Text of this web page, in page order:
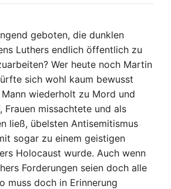
geboten, die dunklen
Luthers endlich öffentlich zu
Wer heute noch Martin
sich wohl kaum bewusst
wiederholt zu Mord und
Frauen missachtete und als
ließ, übelsten Antisemitismus
sogar zu einem geistigen
Holocaust wurde. Auch wenn
Forderungen seien doch alle
muss doch in Erinnerung